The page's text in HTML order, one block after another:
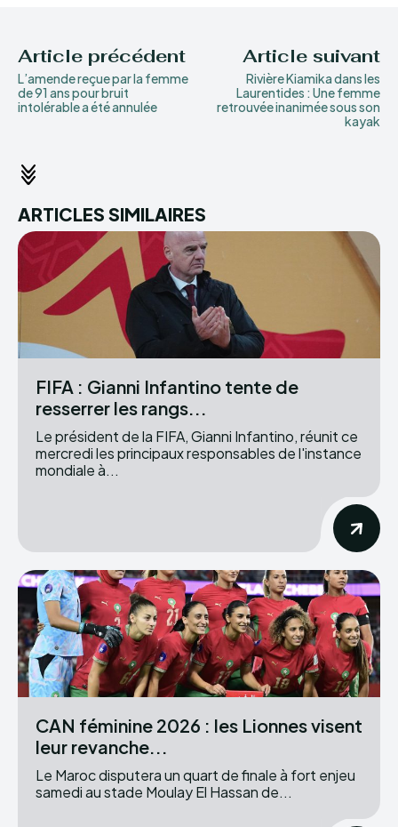
Article précédent
L’amende reçue par la femme
de 91 ans pour bruit
intolérable a été annulée
Article suivant
Rivière Kiamika dans les
Laurentides : Une femme
retrouvée inanimée sous son
kayak
ARTICLES SIMILAIRES
FIFA : Gianni Infantino tente de
resserrer les rangs...
Le président de la FIFA, Gianni Infantino, réunit ce
mercredi les principaux responsables de l'instance
mondiale à...
CAN féminine 2026 : les Lionnes visent
leur revanche...
Le Maroc disputera un quart de finale à fort enjeu
samedi au stade Moulay El Hassan de...